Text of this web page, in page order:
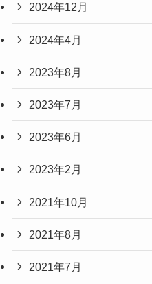
2024年12月
2024年4月
2023年8月
2023年7月
2023年6月
2023年2月
2021年10月
2021年8月
2021年7月